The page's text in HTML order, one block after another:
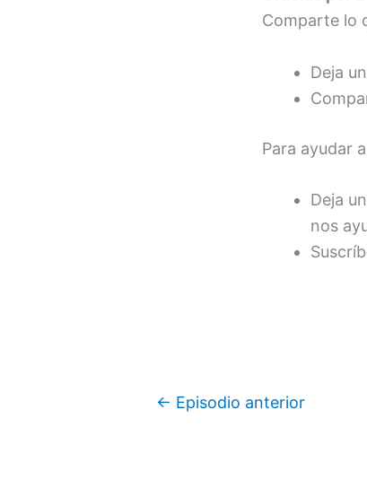
Comparte lo
Deja
Para ayudar
Deja
nos
← Episodio anterior